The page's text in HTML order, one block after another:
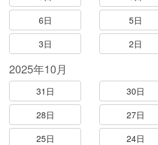
6日
5日
3日
2日
2025年10月
31日 30日
28日
27日
25日
24日